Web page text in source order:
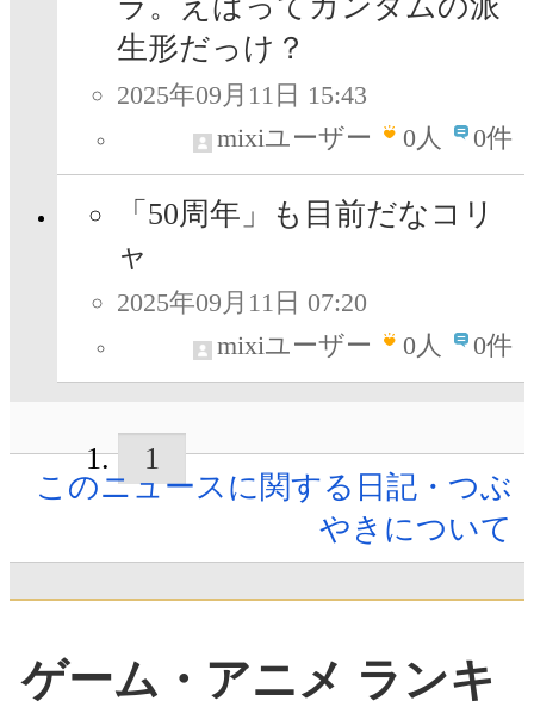
生形だっけ？
2025年09月11日 15:43
mixiユーザー
0人 0件
「50周年」も目前だなコリ
ャ
2025年09月11日 07:20
mixiユーザー
0人 0件
1
このニュースに関する日記・つぶ
やきについて
ゲーム・アニメ ランキ